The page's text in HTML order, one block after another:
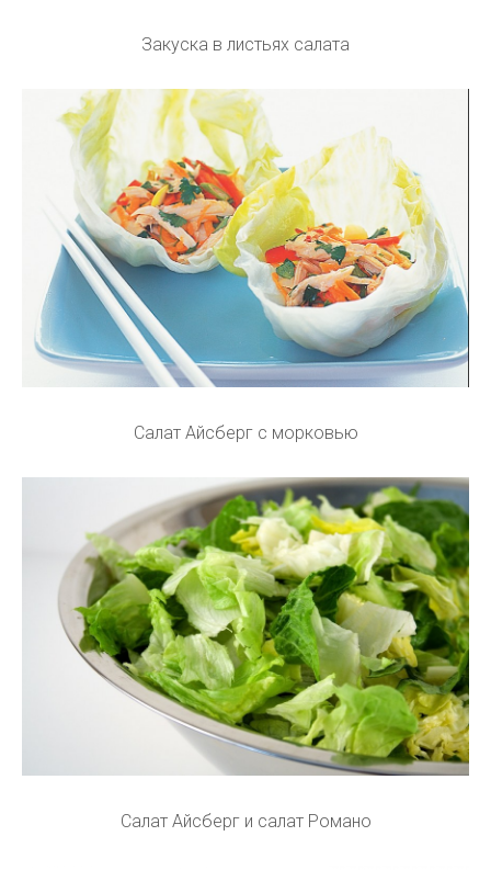
Закуска в листьях салата
Салат Айсберг с морковью
Салат Айсберг и салат Романо